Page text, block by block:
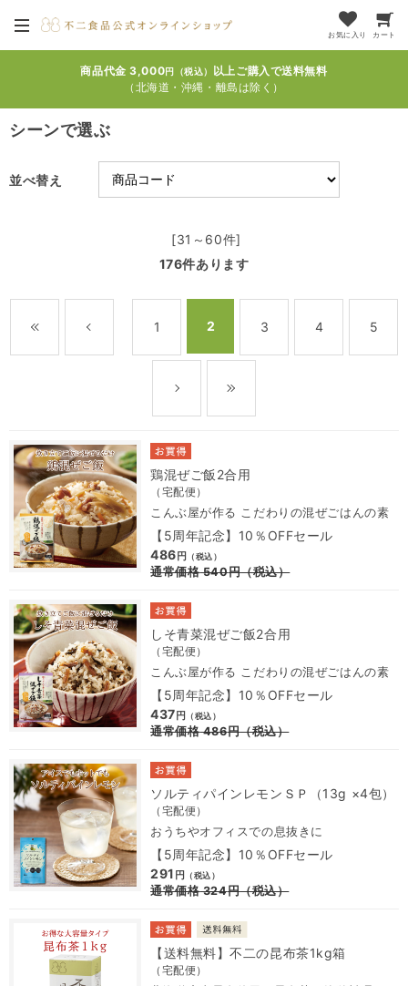
お気に入り カート
商品代金 3,000円（税込）
以上ご購入で送料無料
（北海道・沖縄・離島は除く）
シーンで選ぶ
並べ替え
[31～60件]
176件あります
1 2 3 4 5
鶏混ぜご飯2合用
（宅配便）
こんぶ屋が作る こだわりの混ぜごはんの素
【5周年記念】10％OFFセール
486 円 （税込）
通常価格540円（税込）
しそ青菜混ぜご飯2合用
（宅配便）
こんぶ屋が作る こだわりの混ぜごはんの素
【5周年記念】10％OFFセール
437 円 （税込）
通常価格486円（税込）
ソルティパインレモンＳＰ（13g ×4包）
（宅配便）
おうちやオフィスでの息抜きに
【5周年記念】10％OFFセール
291 円 （税込）
通常価格324円（税込）
【送料無料】不二の昆布茶1kg箱
（宅配便）